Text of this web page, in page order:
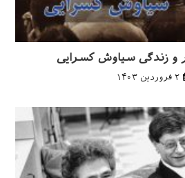
و زندگی سیاوش کسرایی
۲ فروردین ۱۴۰۳